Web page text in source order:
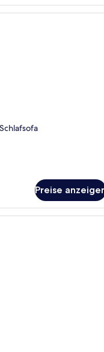
Ein Schlafzimmer mit
Preise
Ein großzügiges